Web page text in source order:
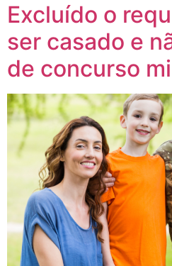
Excluído o
ser casado e
de concurso